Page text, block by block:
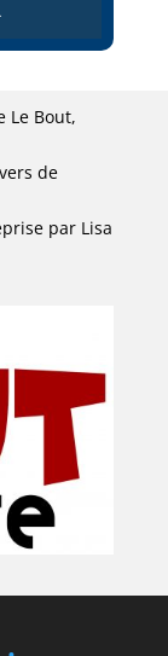
Le Bout,
de
par Lisa